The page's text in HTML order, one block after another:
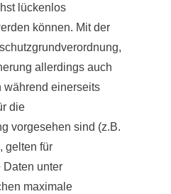
lückenlos
können. Mit der
allerdings auch
während einerseits
die
vorgesehen sind (z.B.
gelten für
Daten unter
maximale